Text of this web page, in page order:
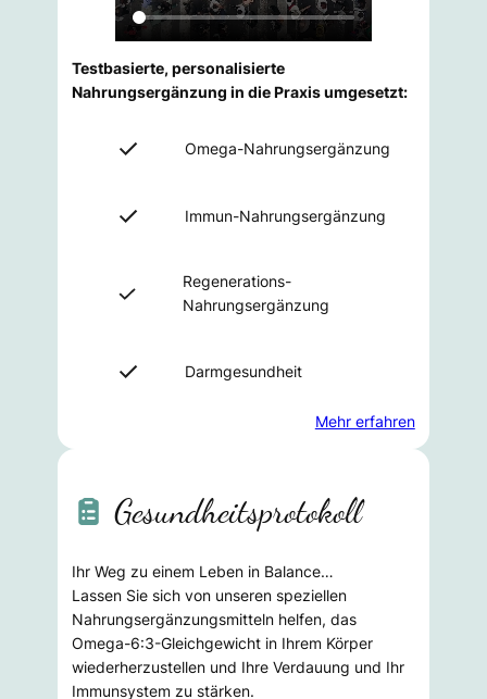
Testbasierte, personalisierte
Nahrungsergänzung in die Praxis umgesetzt:
Omega-Nahrungsergänzung
Immun-Nahrungsergänzung
Regenerations-
Nahrungsergänzung
Darmgesundheit
Mehr erfahren
Gesundheitsprotokoll
Ihr Weg zu einem Leben in Balance…
Lassen Sie sich von unseren speziellen
Nahrungsergänzungsmitteln helfen, das
Omega-6:3-Gleichgewicht in Ihrem Körper
wiederherzustellen und Ihre Verdauung und Ihr
Immunsystem zu stärken.